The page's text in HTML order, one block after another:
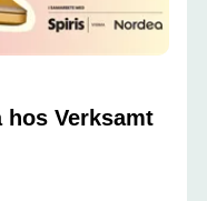
Verksamt